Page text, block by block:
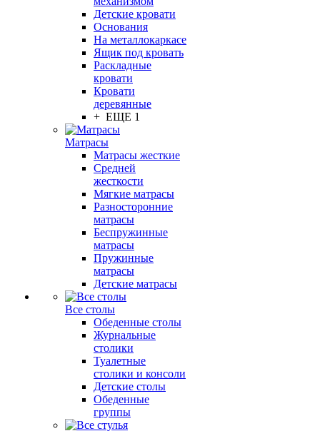
Детские кровати
Основания
На металлокаркасе
Ящик под кровать
Раскладные
кровати
Кровати
деревянные
+ ЕЩЕ 1
Матрасы
Матрасы жесткие
Средней
жесткости
Мягкие матрасы
Разносторонние
матрасы
Беспружинные
матрасы
Пружинные
матрасы
Детские матрасы
Все столы
Обеденные столы
Журнальные
столики
Туалетные
столики и консоли
Детские столы
Обеденные
группы